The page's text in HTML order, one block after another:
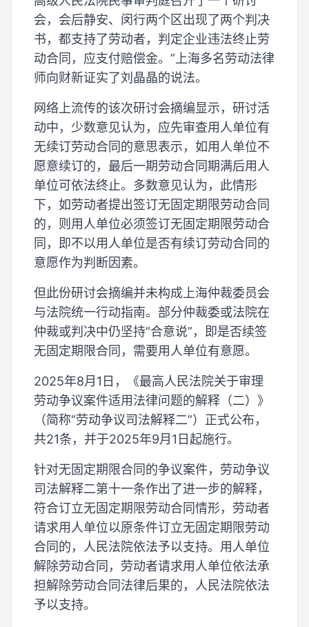
会，会后静安、闵行两个区出现了两个判决
书，都支持了劳动者，判定企业违法终止劳
动合同，应支付赔偿金。”上海多名劳动法律
师向财新证实了刘晶晶的说法。
网络上流传的该次研讨会摘编显示，研讨活
动中，少数意见认为，应先审查用人单位有
无续订劳动合同的意思表示，如用人单位不
愿意续订的，最后一期劳动合同期满后用人
单位可依法终止。多数意见认为，此情形
下，如劳动者提出签订无固定期限劳动合同
的，则用人单位必须签订无固定期限劳动合
同，即不以用人单位是否有续订劳动合同的
意愿作为判断因素。
但此份研讨会摘编并未构成上海仲裁委员会
与法院统一行动指南。部分仲裁委或法院在
仲裁或判决中仍坚持“合意说”，即是否续签
无固定期限合同，需要用人单位有意愿。
2025年8月1日，《最高人民法院关于审理
劳动争议案件适用法律问题的解释（二）》
（简称“劳动争议司法解释二”）正式公布，
共21条，并于2025年9月1日起施行。
针对无固定期限合同的争议案件，劳动争议
司法解释二第十一条作出了进一步的解释，
符合订立无固定期限劳动合同情形，劳动者
请求用人单位以原条件订立无固定期限劳动
合同的，人民法院依法予以支持。用人单位
解除劳动合同，劳动者请求用人单位依法承
担解除劳动合同法律后果的，人民法院依法
予以支持。